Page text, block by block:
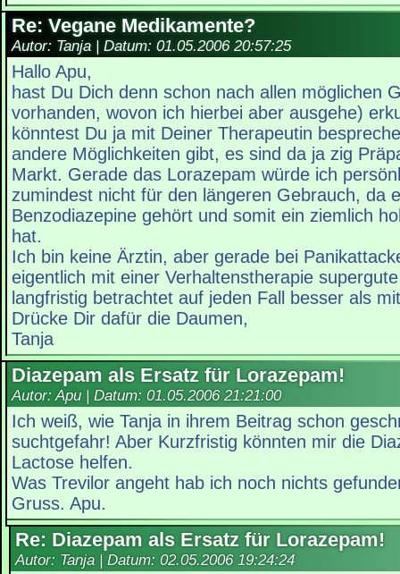
Re: Vegane Medikamente?
Autor: Tanja | Datum: 01.05.2006 20:57:25
Hallo Apu,
hast Du Dich denn schon nach allen möglichen
vorhanden, wovon ich hierbei aber ausgehe)
könntest Du ja mit Deiner Therapeutin
andere Möglichkeiten gibt, es sind da ja zig
Markt. Gerade das Lorazepam würde ich
zumindest nicht für den längeren Gebrauch, da
Benzodiazepine gehört und somit ein ziemlich
hat.
Ich bin keine Ärztin, aber gerade bei
eigentlich mit einer Verhaltenstherapie
langfristig betrachtet auf jeden Fall besser als
Drücke Dir dafür die Daumen,
Tanja
Diazepam als Ersatz für Lorazepam!
Autor: Apu | Datum: 01.05.2006 21:21:00
Ich weiß, wie Tanja in ihrem Beitrag schon
suchtgefahr! Aber Kurzfristig könnten mir die
Lactose helfen.
Was Trevilor angeht hab ich noch nichts
Gruss. Apu.
Re: Diazepam als Ersatz für Lorazepam!
Autor: Tanja | Datum: 02.05.2006 19:24:24